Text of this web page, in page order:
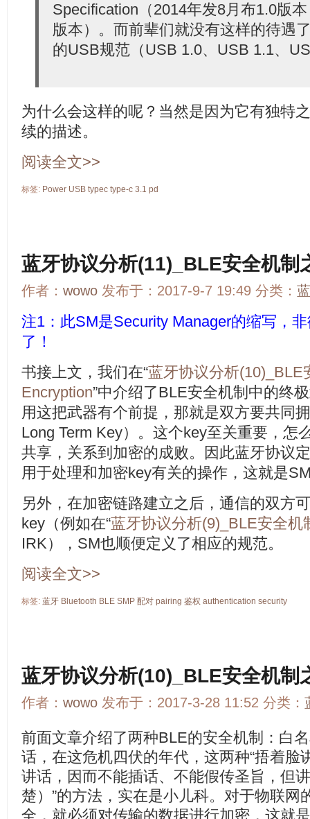
Specification（2014年发8月布1.0版
版本）。而前辈们就没有这样的待遇
的USB规范（USB 1.0、USB 1.1、
为什么会这样的呢？当然是因为它有独特
续的描述。
阅读全文>>
标签: Power USB typec type-c 3.1 pd
蓝牙协议分析(11)_BLE安全机制
作者： wowo 发布于：2017-9-7 19:49 分类：
注1：此SM是Security Manager的缩写，
了！
书接上文，我们在“蓝牙协议分析(10)_BLE
Encryption”中介绍了BLE安全机制中的终
用这把武器有个前提，那就是双方要共同
Long Term Key）。这个key至关重要，怎
共享，关系到加密的成败。因此蓝牙协议
用于处理和加密key有关的操作，这就是
另外，在加密链路建立之后，通信的双方
key（例如在“蓝牙协议分析(9)_BLE安全机
IRK），SM也顺便定义了相应的规范。
阅读全文>>
标签: 蓝牙 Bluetooth BLE SMP 配对 pairing 鉴权 authentication security
蓝牙协议分析(10)_BLE安全机
作者： wowo 发布于：2017-3-28 11:52 分类：
前面文章介绍了两种BLE的安全机制：白
话，在这危机四伏的年代，这两种“捂着脸
讲话，因而不能插话、不能假传圣旨，但
楚）”的方法，实在是小儿科。对于物联网
全，就必须对传输的数据进行加密，这就